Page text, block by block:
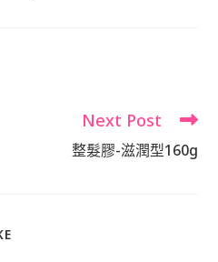
Next Post
整髮膠-滋潤型160g